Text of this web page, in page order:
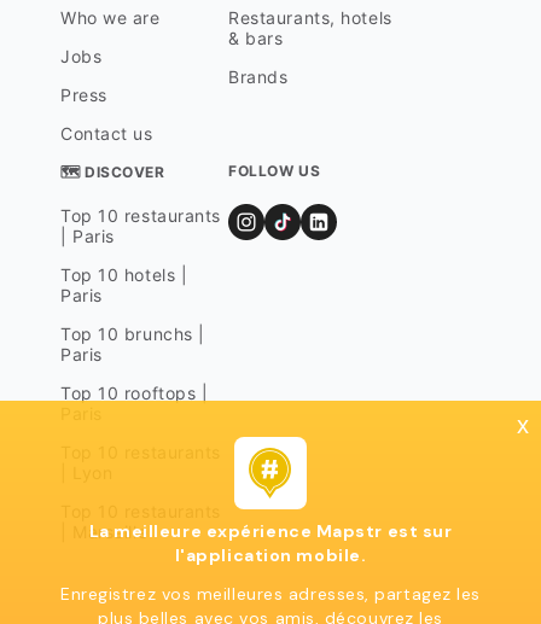
Who we are
Jobs
Press
Contact us
Restaurants, hotels
& bars
Brands
🗺 DISCOVER
Top 10 restaurants
| Paris
Top 10 hotels |
Paris
Top 10 brunchs |
Paris
Top 10 rooftops |
| Marseille
FOLLOW US
x
La meilleure expérience Mapstr est sur
l'application mobile.
Enregistrez vos meilleures adresses, partagez les
plus belles avec vos amis, découvrez les